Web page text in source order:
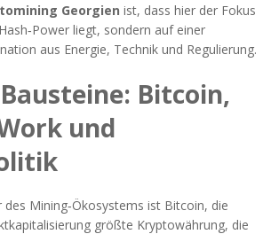
Georgien ist, dass hier der Fokus
liegt, sondern auf einer
aus Energie, Technik und Regulierung.
Bitcoin,
und
des Mining‑Ökosystems ist Bitcoin, die
größte Kryptowährung, die